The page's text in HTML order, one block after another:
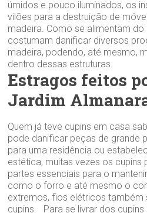
úmidos e pouco iluminados, os
vilões para a destruição de
madeira. Como se alimentam do
costumam danificar diversos
madeira, podendo, até mesmo,
dentro dessas estruturas.
Estragos feitos
Jardim
Quem já teve cupins em casa
pode danificar peças de grande
para uma residência ou
estética, muitas vezes os cupins
partes essenciais para o
como o forro e até mesmo o
extremos, fios elétricos
cupins. Para se livrar dos